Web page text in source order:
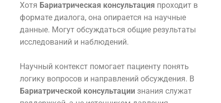
Хотя Бариатрическая консультация проходит в
формате диалога, она опирается на научные
данные. Могут обсуждаться общие результаты
исследований и наблюдений.
Научный контекст помогает пациенту понять
логику вопросов и направлений обсуждения. В
Бариатрической консультации знания служат